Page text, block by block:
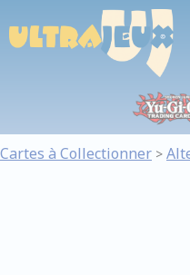
Cartes à Collectionner >
Panneau de gestion des cookies